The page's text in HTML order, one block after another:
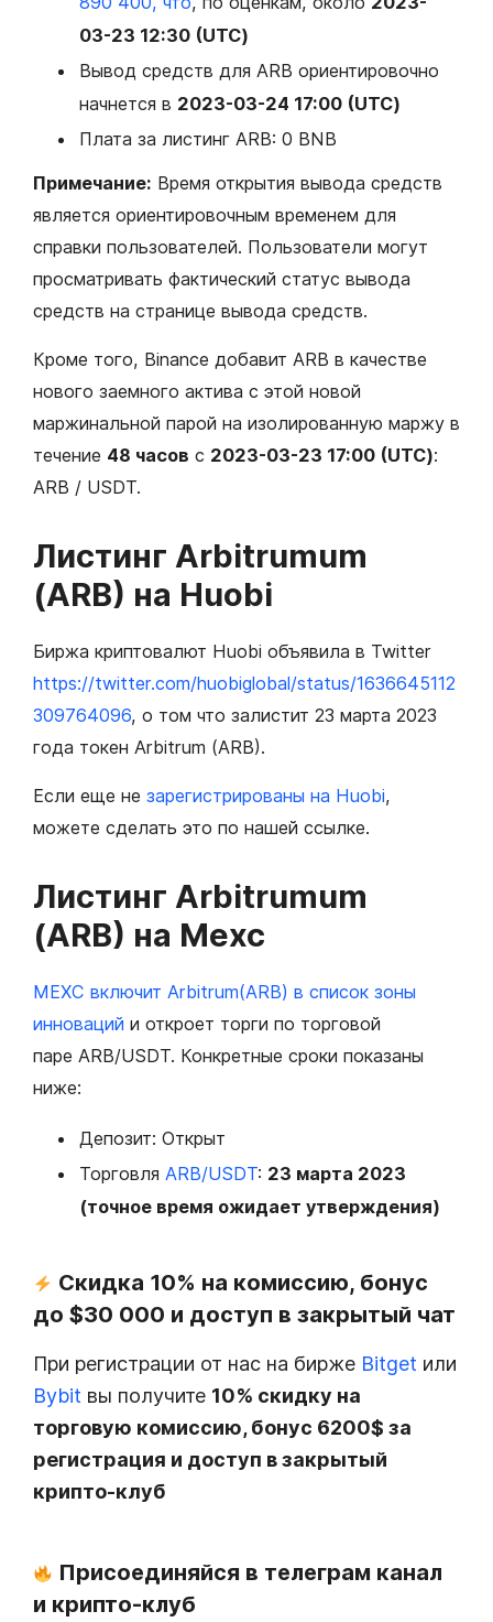
03-23 12:30 (UTC)
Вывод средств для ARB ориентировочно
начнется в 2023-03-24 17:00 (UTC)
Плата за листинг ARB: 0 BNB
Примечание: Время открытия вывода средств
является ориентировочным временем для
справки пользователей. Пользователи могут
просматривать фактический статус вывода
средств на странице вывода средств.
Кроме того, Binance добавит ARB в качестве
нового заемного актива с этой новой
маржинальной парой на изолированную маржу в
течение 48 часов с 2023-03-23 17:00 (UTC):
ARB / USDT.
Листинг Arbitrumum
(ARB) на Huobi
Биржа криптовалют Huobi объявила в Twitter
https://twitter.com/huobiglobal/status/1636645112
309764096, о том что залистит 23 марта 2023
года токен Arbitrum (ARB).
Если еще не зарегистрированы на Huobi,
можете сделать это по нашей ссылке.
Листинг Arbitrumum
(ARB) на Mexc
MEXC включит Arbitrum(ARB) в список зоны
инноваций и откроет торги по торговой
паре ARB/USDT. Конкретные сроки показаны
ниже:
Депозит: Открыт
Торговля ARB/USDT: 23 марта 2023
(точное время ожидает утверждения)
Скидка 10% на комиссию, бонус
до $30 000 и доступ в закрытый чат
При регистрации от нас на бирже Bitget или
Bybit вы получите 10% скидку на
торговую комиссию, бонус 6200$ за
регистрация и доступ в закрытый
крипто-клуб
Присоединяйся в телеграм канал
и крипто-клуб